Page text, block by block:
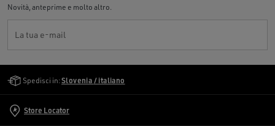
Novità, anteprime e molto altro.
La tua e-mail
Spedisci in: Slovenia / italiano
Store Locator